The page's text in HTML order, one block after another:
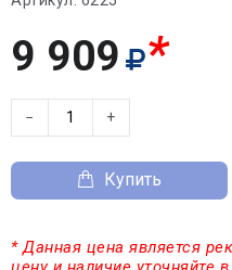
9 909 *
− +
Купить
* Данная цена является